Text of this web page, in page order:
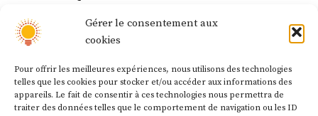
Gérer le consentement aux
cookies
Pour offrir les meilleures expériences, nous utilisons des technologies
telles que les cookies pour stocker et/ou accéder aux informations des
appareils. Le fait de consentir à ces technologies nous permettra de
traiter des données telles que le comportement de navigation ou les ID
Lire la suite